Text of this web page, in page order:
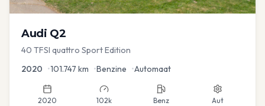
Audi Q2
40 TFSI quattro Sport Edition
2020 •101.747 km •Benzine •Automaat
2020 102k Benz Aut